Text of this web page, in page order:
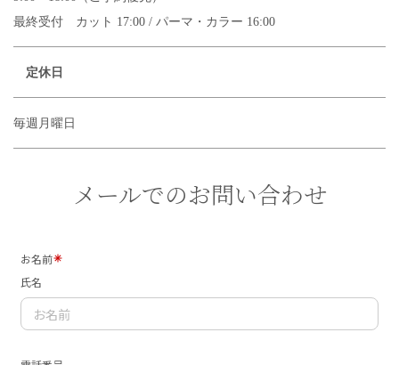
最終受付 カット 17:00 / パーマ・カラー 16:00
定休日
毎週月曜日
メールでのお問い合わせ